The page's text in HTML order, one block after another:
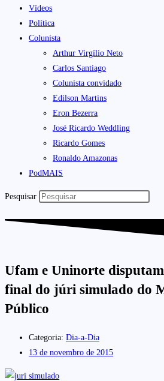
Vídeos
Política
Colunista
Arthur Virgílio Neto
Carlos Santiago
Colunista convidado
Edilson Martins
Eron Bezerra
José Ricardo Weddling
Ricardo Gomes
Ronaldo Amazonas
PodMAIS
Pesquisar
Ufam e Uninorte
final do júri simulado do
Público
Categoria: Dia-a-Dia
13 de novembro de 2015